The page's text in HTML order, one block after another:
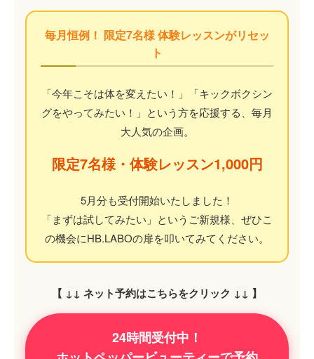
毎月恒例！ 限定7名様 体験レッスンがリセッ
ト
「今年こそは体を変えたい！」「キックボクシン
グをやってみたい！」という方を応援する、毎月
大人気の企画。
限定7名様・体験レッスン1,000円
5月分も受付開始いたしました！
「まずは試してみたい」というご新規様、ぜひこ
の機会にHB.LABOの扉を叩いてみてください。
【 ↓↓ ネット予約はこちらをクリック ↓↓ 】
24時間受付中！